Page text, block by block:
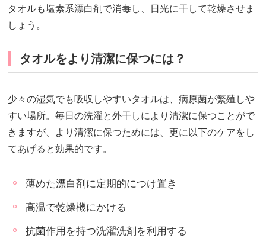
タオルも塩素系漂白剤で消毒し、日光に干して乾燥させま
しょう。
タオルをより清潔に保つには？
少々の湿気でも吸収しやすいタオルは、病原菌が繁殖しや
すい場所。毎日の洗濯と外干しにより清潔に保つことがで
きますが、より清潔に保つためには、更に以下のケアをし
てあげると効果的です。
薄めた漂白剤に定期的につけ置き
高温で乾燥機にかける
抗菌作用を持つ洗濯洗剤を利用する